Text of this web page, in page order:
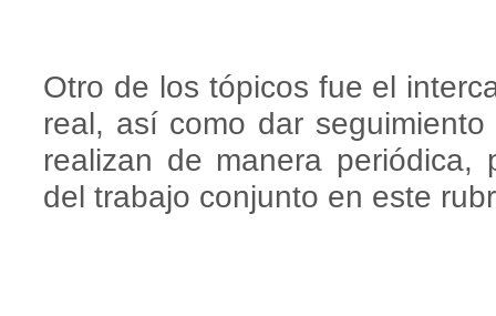
Otro de los tópicos fue el
real, así como dar
realizan de manera periódica,
del trabajo conjunto en este